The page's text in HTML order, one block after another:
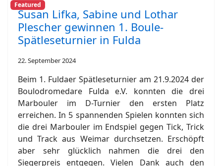
Featured
Susan Lifka, Sabine und Lothar
Plescher gewinnen 1. Boule-
Spätleseturnier in Fulda
22. September 2024
Beim 1. Fuldaer Spätleseturnier am 21.9.2024 der
Boulodromedare Fulda e.V. konnten die drei
Marbouler im D-Turnier den ersten Platz
erreichen. In 5 spannenden Spielen konnten sich
die drei Marbouler im Endspiel gegen Tick, Trick
und Track aus Weimar durchsetzen. Erschöpft
aber sehr glücklich nahmen die drei den
Siegerpreis entgegen. Vielen Dank auch den